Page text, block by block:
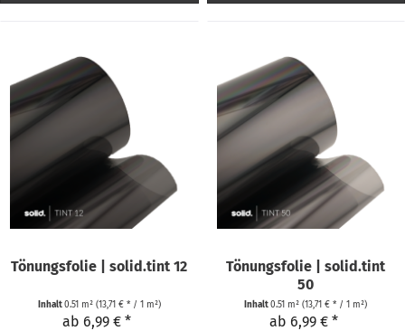
Tönungsfolie | solid.tint 12
Inhalt0.51 m² (13,71 € * / 1 m²)
ab 6,99 € *
Tönungsfolie | solid.tint
50
Inhalt0.51 m²(13,71 € * / 1 m²)
ab 6,99 € *